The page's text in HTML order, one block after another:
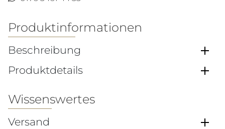
Produktinformationen
Beschreibung
Produktdetails
Wissenswertes
Versand